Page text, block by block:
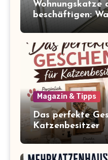
Wohnungskatze
beschäftigen:
Balkon zum
Magazin & Tipps
Das perfekte
Katzenbesitzer